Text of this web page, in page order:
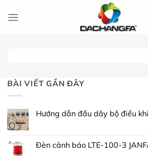
đến
BÀI VIẾT GẦN ĐÂY
Hướng dẫn đấu dây bộ điều
Đèn cảnh báo LTE-100-3